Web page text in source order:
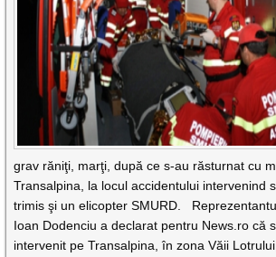
grav răniţi, marţi, după ce s-au răsturnat cu
Transalpina, la locul accidentului intervenind
trimis şi un elicopter SMURD.
Ioan Dodenciu a declarat pentru News.ro că
intervenit pe Transalpina, în zona Văii